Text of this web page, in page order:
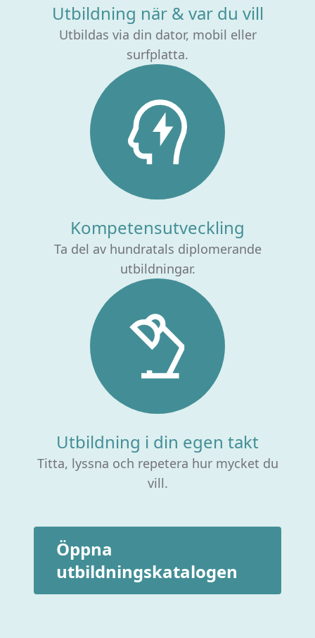
Utbildning när & var du vill
Utbildas via din dator, mobil eller
surfplatta.
Kompetensutveckling
Ta del av hundratals diplomerande
utbildningar.
Utbildning i din egen takt
Titta, lyssna och repetera hur mycket du
vill.
Öppna
utbildningskatalogen